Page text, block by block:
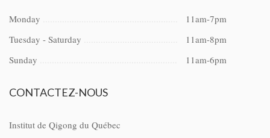
Monday
11am-7pm
Tuesday - Saturday
11am-8pm
Sunday
11am-6pm
CONTACTEZ-NOUS
Institut de Qigong du Québec